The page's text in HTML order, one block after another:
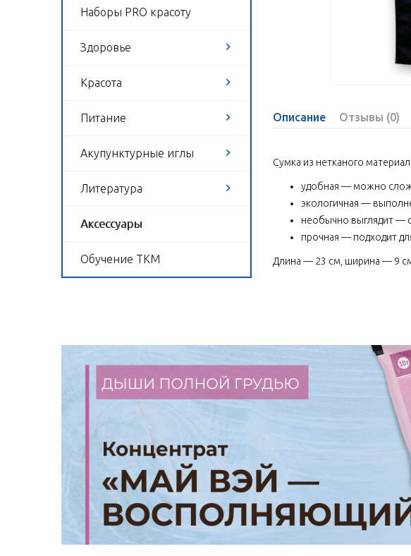
Наборы PRO красоту
Здоровье
Красота
Питание
Акупунктурные иглы
Литература
Аксессуары
Обучение ТКМ
Описание Отзывы (0)
Сумка из нетканого
удобная — можно
экологичная —
необычно выглядит —
прочная — подходит
Длина — 23 см, ширина — 9